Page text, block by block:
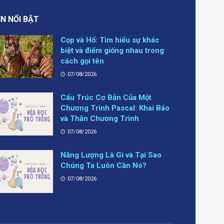
NỔI BẬT
Cọp và Hổ: Tìm hiểu sự khác
biệt và điểm giống nhau trong
cách gọi tên
07/08/2026
Cấu Trúc Cơ Bản Của Một
Chương Trình Pascal: Khai Báo
và Thân Chương Trình
07/08/2026
Năng Lượng Là Gì và Tại Sao
Chúng Ta Luôn Cần Nó?
07/08/2026